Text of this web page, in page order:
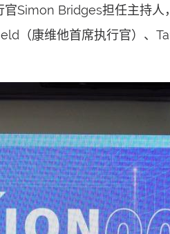
Bridges担任主持人
（康维他首席执行官）、